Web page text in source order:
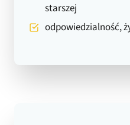
starszej
odpowiedzialność,